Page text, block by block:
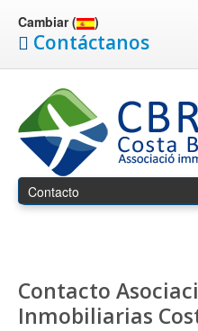
Cambiar ( )
Contáctanos
Contacto
Inmobiliarias